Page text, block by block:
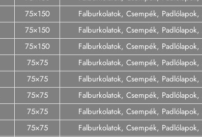
75×150
Falburkolatok, Csempék,
75×150
Falburkolatok, Csempék,
75×150
Falburkolatok, Csempék,
75×75
Falburkolatok, Csempék,
75×75
Falburkolatok, Csempék,
75×75
Falburkolatok, Csempék,
75×75
Falburkolatok, Csempék,
75×75
Falburkolatok, Csempék,